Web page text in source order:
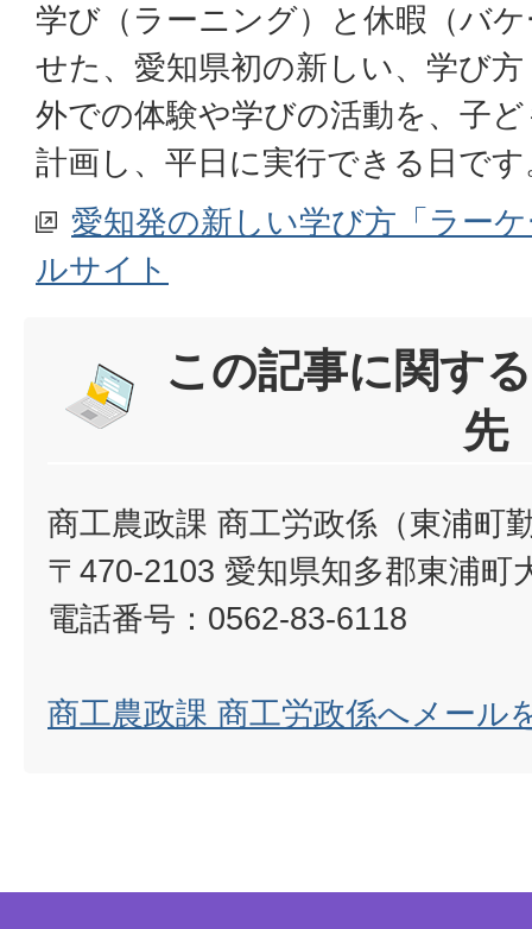
学び（ラーニング）と休暇（バ
せた、愛知県初の新しい、学び
外での体験や学びの活動を、子
計画し、平日に実行できる日です
愛知発の新しい学び方「ラー
ルサイト
この記事に関す
先
商工農政課 商工労政係（東浦町
〒470-2103 愛知県知多郡東浦町
電話番号：0562-83-6118
商工農政課 商工労政係へメール